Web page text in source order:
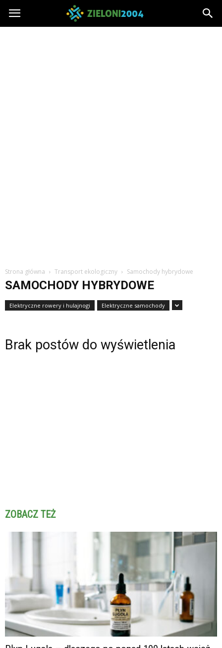
Zieloni2004.pl
Strona główna Transport ekologiczny Samochody hybrydowe
SAMOCHODY HYBRYDOWE
Elektryczne rowery i hulajnogi Elektryczne samochody
Brak postów do wyświetlenia
ZOBACZ TEŻ